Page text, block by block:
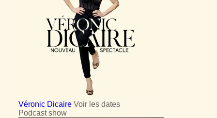
Véronic Dicaire Voir les dates
Podcast show